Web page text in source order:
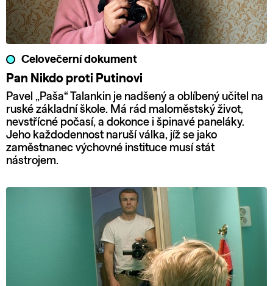
Celovečerní dokument
Pan Nikdo proti Putinovi
Pavel „Paša“ Talankin je nadšený a oblíbený učitel na
ruské základní škole. Má rád maloměstský život,
nevstřícné počasí, a dokonce i špinavé paneláky.
Jeho každodennost naruší válka, jíž se jako
zaměstnanec výchovné instituce musí stát
nástrojem.